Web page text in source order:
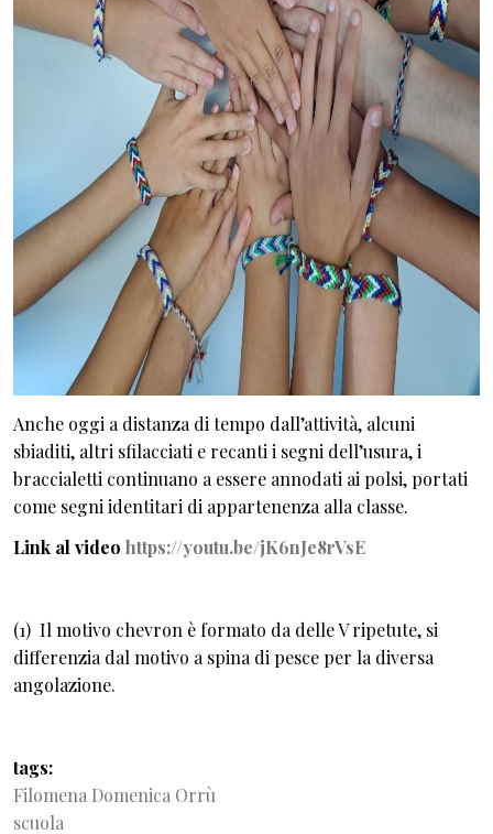
Anche oggi a distanza di tempo dall’attività, alcuni
sbiaditi, altri sfilacciati e recanti i segni dell’usura, i
braccialetti continuano a essere annodati ai polsi, portati
come segni identitari di appartenenza alla classe.
Link al video https://youtu.be/jK6nJe8rVsE
(1) Il motivo chevron è formato da delle V ripetute, si
differenzia dal motivo a spina di pesce per la diversa
angolazione.
tags
Filomena Domenica Orrù
scuola